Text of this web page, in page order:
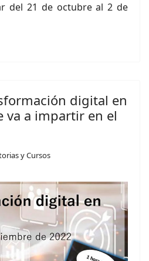
del 21 de octubre al 2 de
digital en
va a impartir en el
y Cursos